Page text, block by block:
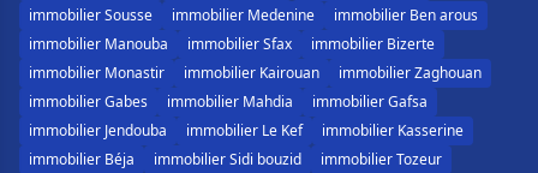
immobilier Sousse
immobilier Medenine
immobilier Ben arous
immobilier Manouba
immobilier Sfax
immobilier Bizerte
immobilier Monastir
immobilier Kairouan
immobilier Zaghouan
immobilier Gabes
immobilier Mahdia
immobilier Gafsa
immobilier Jendouba
immobilier Le Kef
immobilier Kasserine
immobilier Béja
immobilier Sidi bouzid
immobilier Tozeur